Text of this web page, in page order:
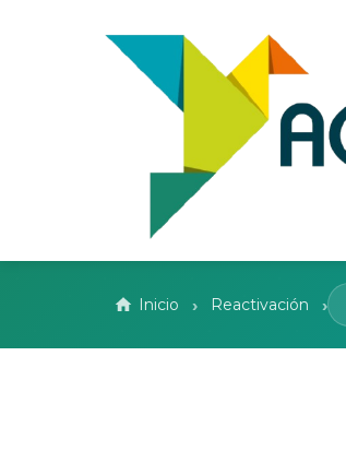
Inicio › Reactivación ›